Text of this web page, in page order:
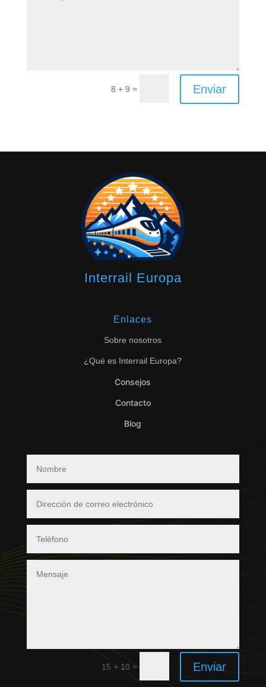
8 + 9 = Enviar
Interrail Europa
Enlaces
Sobre nosotros
¿Qué es Interrail Europa?
Consejos
Contacto
Blog
15 + 10 = Enviar